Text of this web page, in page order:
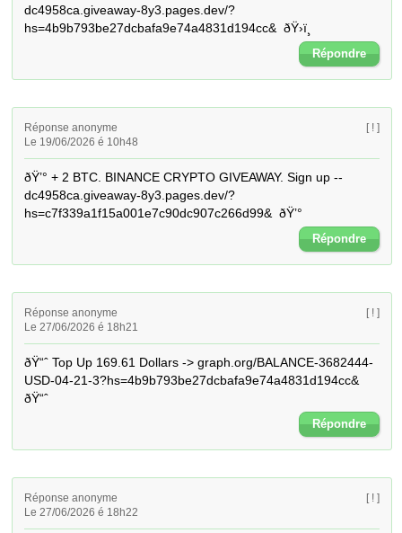
dc4958ca.giveaway-8y3.pages.dev/?
hs=4b9b793be27dcbafa9e74a4831d194cc&  ðŸ›ï¸
Répondre
Réponse anonyme
Le 19/06/2026 é 10h48
[ ! ]
ðŸ’° + 2 BTC. BINANCE CRYPTO GIVEAWAY. Sign up --
dc4958ca.giveaway-8y3.pages.dev/?
hs=c7f339a1f15a001e7c90dc907c266d99&  ðŸ’°
Répondre
Réponse anonyme
Le 27/06/2026 é 18h21
[ ! ]
ðŸ“ˆ Top Up 169.61 Dollars -> graph.org/BALANCE-3682444-
USD-04-21-3?hs=4b9b793be27dcbafa9e74a4831d194cc&
ðŸ“ˆ
Répondre
Réponse anonyme
Le 27/06/2026 é 18h22
[ ! ]